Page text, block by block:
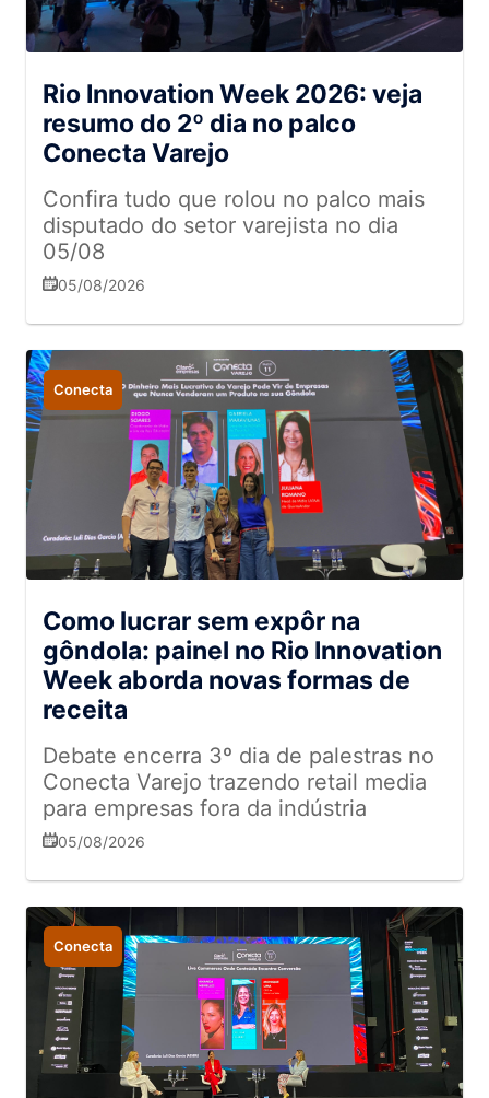
Rio Innovation Week 2026: veja
resumo do 2º dia no palco
Conecta Varejo
Confira tudo que rolou no palco mais
disputado do setor varejista no dia
05/08
05/08/2026
Conecta
Como lucrar sem expôr na
gôndola: painel no Rio Innovation
Week aborda novas formas de
receita
Debate encerra 3º dia de palestras no
Conecta Varejo trazendo retail media
para empresas fora da indústria
05/08/2026
Conecta